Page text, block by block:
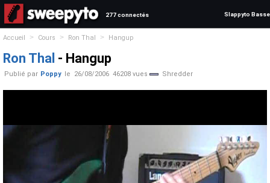
277 connectés Slappyto Basse
Accueil > Cours > Ron Thal > Hangup
Ron Thal - Hangup
Publié par Poppy le 26/08/2006 46208 vues Shredder